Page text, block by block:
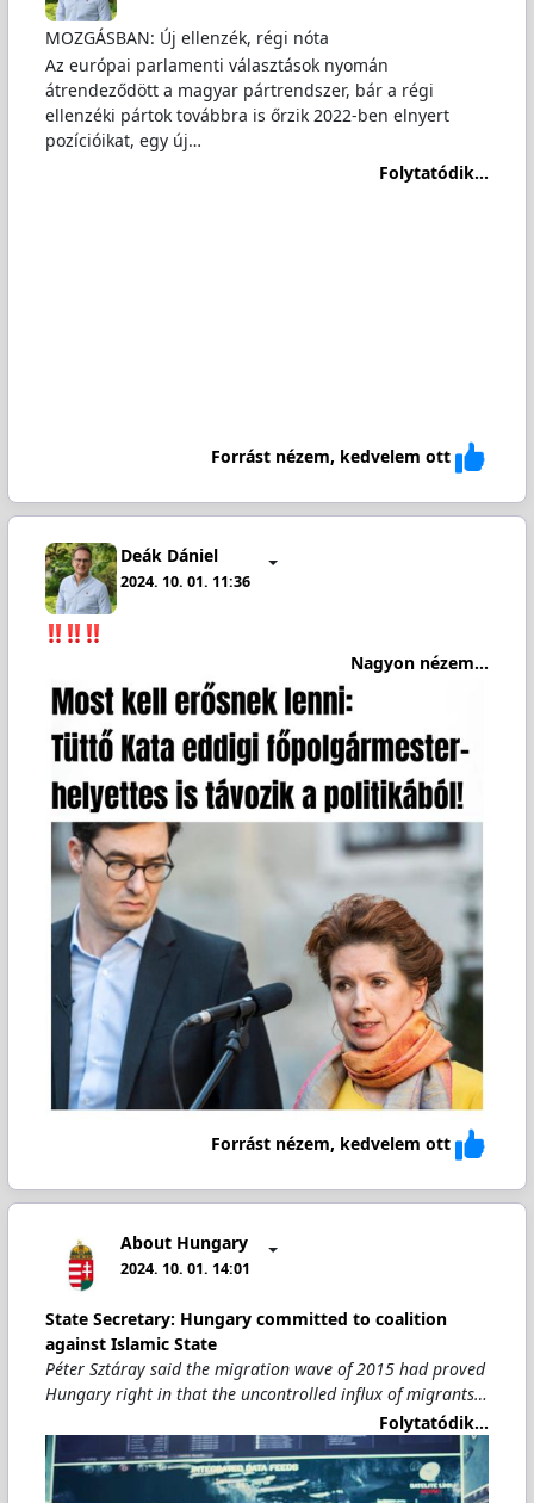
MOZGÁSBAN: Új ellenzék, régi nóta
Az európai parlamenti választások nyomán
átrendeződött a magyar pártrendszer, bár a régi
ellenzéki pártok továbbra is őrzik 2022-ben elnyert
pozícióikat, egy új…
Folytatódik...
Forrást nézem, kedvelem ott
Deák Dániel
2024. 10. 01. 11:36
Nagyon nézem...
Forrást nézem, kedvelem ott
About Hungary
2024. 10. 01. 14:01
State Secretary: Hungary committed to coalition
against Islamic State
Péter Sztáray said the migration wave of 2015 had proved
Hungary right in that the uncontrolled influx of migrants…
Folytatódik...